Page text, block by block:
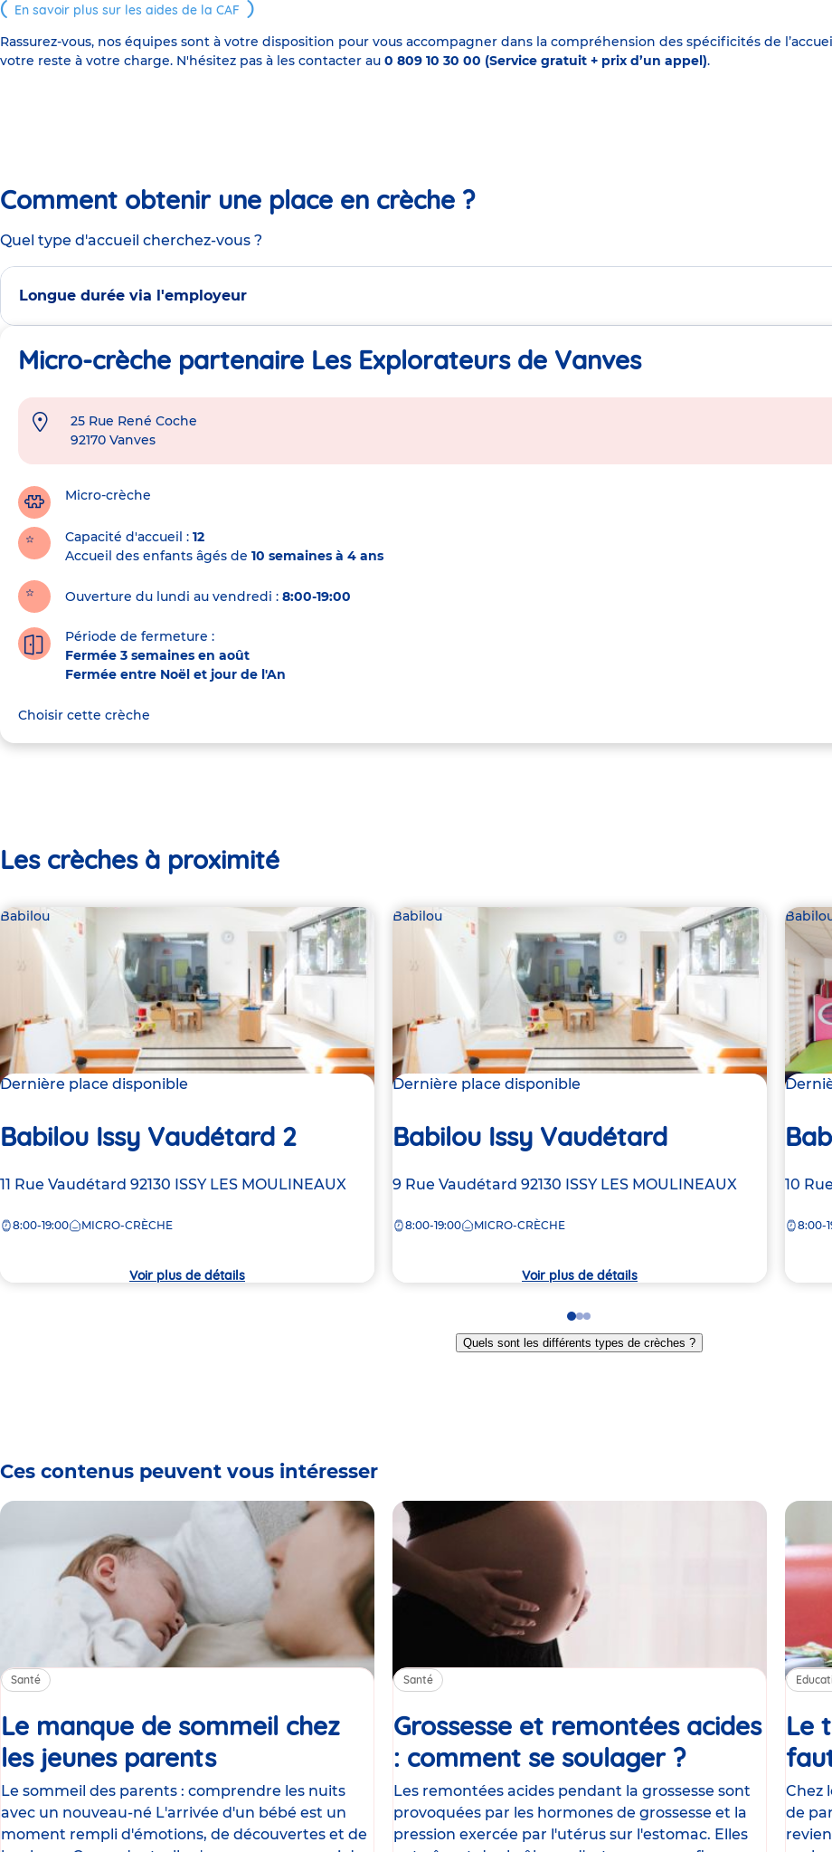
En savoir plus sur les aides de la CAF
Rassurez-vous, nos équipes sont à votre disposition pour vous accompagner dans la compréhension des spécificités de
votre reste à votre charge. N'hésitez pas à les contacter au 0 809 10 30 00 (Service gratuit + prix d’un appel).
Comment obtenir une place en crèche ?
Quel type d'accueil cherchez-vous ?
Longue durée via l'employeur
Micro-crèche partenaire Les Explorateurs de Vanves
Adresse
crèche
25 Rue René Coche
92170 Vanves
Micro-crèche
Capacité d'accueil
12
Accueil des enfants âgés de 10 semaines à 4 ans
Ouverture du lundi au vendredi : 8:00-19:00
Période de fermeture :
Fermée 3 semaines en août
Fermée entre Noël et jour de l'An
Choisir cette crèche
Les crèches à proximité
Babilou
Dernière place disponible
Babilou Issy Vaudétard 2
Adresse
la
11 Rue Vaudétard 92130 ISSY LES MOULINEAUX
8:00-19:00 MICRO-CRÈCHE
Voir plus de détails
Babilou
Dernière place disponible
Babilou Issy Vaudétard
Adresse
la
9 Rue Vaudétard 92130 ISSY LES MOULINEAUX
8:00-19:00 MICRO-CRÈCHE
Voir plus de détails
la
10
8:00-
Go
to
slide
Go
to
slide
Go
to
slide
Quels sont les différents types de crèches ?
Ces contenus peuvent vous intéresser
Santé
Le manque de sommeil chez
les jeunes parentsArticle
Le sommeil des parents : comprendre les nuits
avec un nouveau-né L'arrivée d'un bébé est un
moment rempli d'émotions, de découvertes et de
Santé
Grossesse et remontées acides
: comment se soulager ?Article
Les remontées acides pendant la grossesse sont
provoquées par les hormones de grossesse et la
pression exercée par l'utérus sur l'estomac. Elles
Le
Chez
de